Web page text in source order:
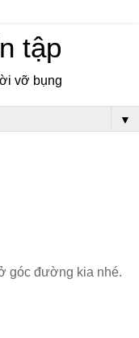
tập
vỡ bụng
▼
góc đường kia nhé.